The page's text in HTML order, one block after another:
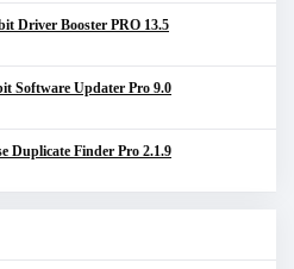
Driver Booster PRO 13.5
Software Updater Pro 9.0
Duplicate Finder Pro 2.1.9